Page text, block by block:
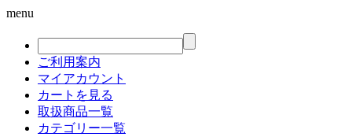
menu
ご利用案内
マイアカウント
カートを見る
取扱商品一覧
カテゴリー一覧